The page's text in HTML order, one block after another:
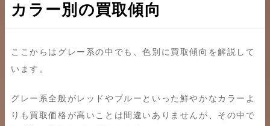
カラー別の買取傾向
ここからはグレー系の中でも、色別に買取傾向を解説して
います。
グレー系全般がレッドやブルーといった鮮やかなカラーよ
りも買取価格が高いことは間違いありませんが、その中で